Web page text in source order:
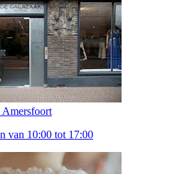
Amersfoort
van 10:00 tot 17:00